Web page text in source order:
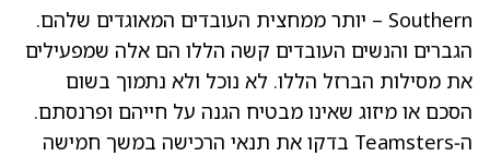
Southern – יותר ממחצית העובדים המאוגדים שלהם.
הגברים והנשים העובדים קשה הללו הם אלה שמפעילים
את מסילות הברזל הללו. לא נוכל ולא נתמוך בשום
הסכם או מיזוג שאינו מבטיח הגנה על חייהם ופרנסתם.
ה‑Teamsters בדקו את תנאי הרכישה במשך חמישה